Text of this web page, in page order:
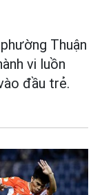
Thuận
vi luồn
đầu trẻ.